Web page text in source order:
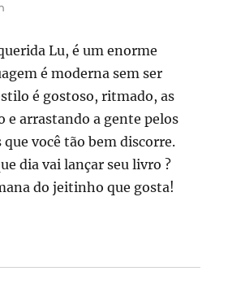
Lu, é um enorme
é moderna sem ser
é gostoso, ritmado, as
e arrastando a gente pelos
você tão bem discorre.
dia vai lançar seu livro ?
do jeitinho que gosta!